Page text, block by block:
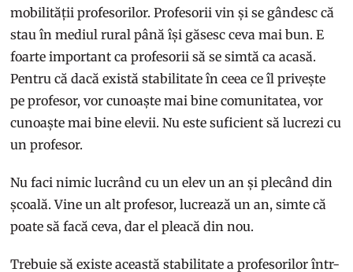
mobilității profesorilor. Profesorii vin și se gândesc că
stau în mediul rural până își găsesc ceva mai bun. E
foarte important ca profesorii să se simtă ca acasă.
Pentru că dacă există stabilitate în ceea ce îl privește
pe profesor, vor cunoaște mai bine comunitatea, vor
cunoaște mai bine elevii. Nu este suficient să lucrezi cu
un profesor.
Nu faci nimic lucrând cu un elev un an și plecând din
școală. Vine un alt profesor, lucrează un an, simte că
poate să facă ceva, dar el pleacă din nou.
Trebuie să existe această stabilitate a profesorilor într-